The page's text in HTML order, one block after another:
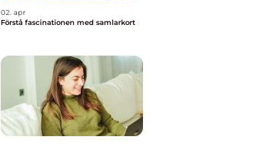
02. apr
Förstå fascinationen med samlarkort